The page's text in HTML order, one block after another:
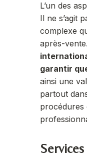
L’un des
Il ne s’agit
complexe
après-vente.
garantir
ainsi une
partout
procédures